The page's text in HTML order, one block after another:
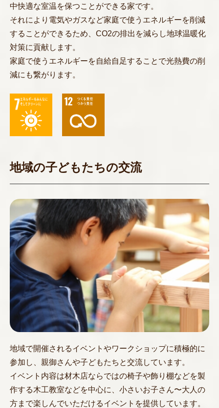
中快適な室温を保つことができる家です。
それにより電気やガスなど家庭で使うエネルギーを削減
することができるため、CO2の排出を減らし地球温暖化
対策に貢献します。
家庭で使うエネルギーを自給自足することで光熱費の削
減にも繋がります。
地域の子どもたちの交流
地域で開催されるイベントやワークショップに積極的に
参加し、親御さんや子どもたちと交流しています。
イベント内容は材木店ならではの椅子や飾り棚などを製
作する木工教室などを中心に、小さいお子さん〜大人の
方まで楽しんでいただけるイベントを提供しています。